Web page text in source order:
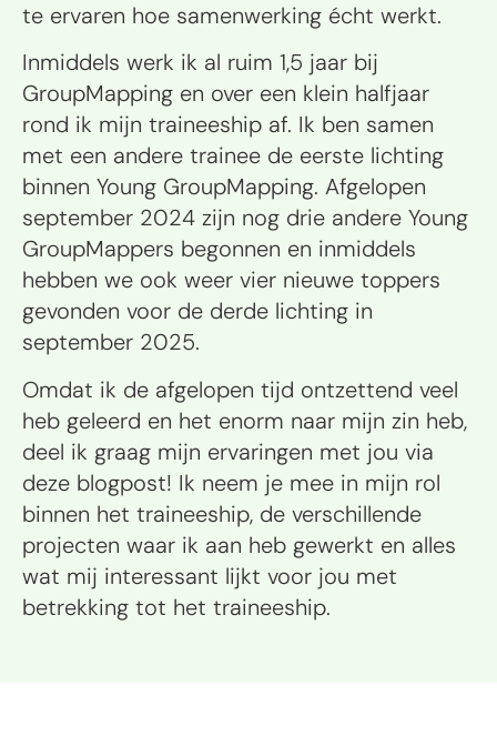
te ervaren hoe samenwerking écht werkt.
Inmiddels werk ik al ruim 1,5 jaar bij
GroupMapping en over een klein halfjaar
rond ik mijn traineeship af. Ik ben samen
met een andere trainee de eerste lichting
binnen Young GroupMapping. Afgelopen
september 2024 zijn nog drie andere Young
GroupMappers begonnen en inmiddels
hebben we ook weer vier nieuwe toppers
gevonden voor de derde lichting in
september 2025.
Omdat ik de afgelopen tijd ontzettend veel
heb geleerd en het enorm naar mijn zin heb,
deel ik graag mijn ervaringen met jou via
deze blogpost! Ik neem je mee in mijn rol
binnen het traineeship, de verschillende
projecten waar ik aan heb gewerkt en alles
wat mij interessant lijkt voor jou met
betrekking tot het traineeship.